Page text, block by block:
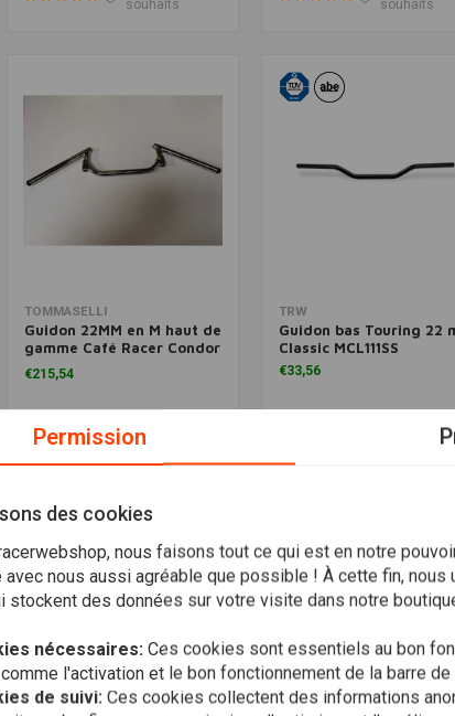
souhaits
souhaits
Ajouter au panier
TOMMASELLI
Guidon 22MM en M haut de
gamme Café Racer Condor
- chromé
€215,54
souhaits
TRW
Guidon bas Touring 22
Classic MCL111SS
€33,56
Permission
des cookies
nous faisons tout ce qui est en notre
avec nous aussi agréable que possible ! À cette fin,
stockent des données sur votre visite dans notre
nécessaires: Ces cookies sont essentiels au bon
l'activation et le bon fonctionnement de la barre de
de suivi: Ces cookies collectent des informations